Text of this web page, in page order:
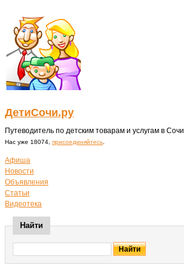
ДетиСочи.ру
Путеводитель по детским товарам и услугам в Сочи
Нас уже 18074, присоединяйтесь
Афиша
Новости
Объявления
Статьи
Видеотека
Найти